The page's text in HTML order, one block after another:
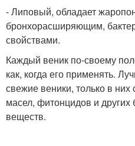
- Липовый, обладает
бронхорасширяющим,
свойствами.
Каждый веник по-своему
как, когда его применять.
свежие веники, только в
масел, фитонцидов и других
веществ.